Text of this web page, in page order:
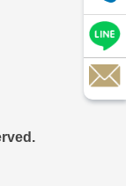
登廣告之廠
料。對於您主動
有其個別的私權
權保護政策，本
傳送商業性資料
件上註明是由
能隨時停止接